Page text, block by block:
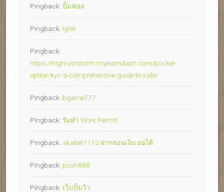
Pingback: ปั้มฟอล
Pingback: lg96
Pingback:
https://highrainstorm.mylearndash.com/pocket-
option-kyc-a-comprehensive-guide-to-safe/
Pingback: bgame777
Pingback: รับทำ Work Permit
Pingback: akabet1112 ฝากถอนเงิน ออโต้
Pingback: push888
Pingback: เว็บปั้มวิว